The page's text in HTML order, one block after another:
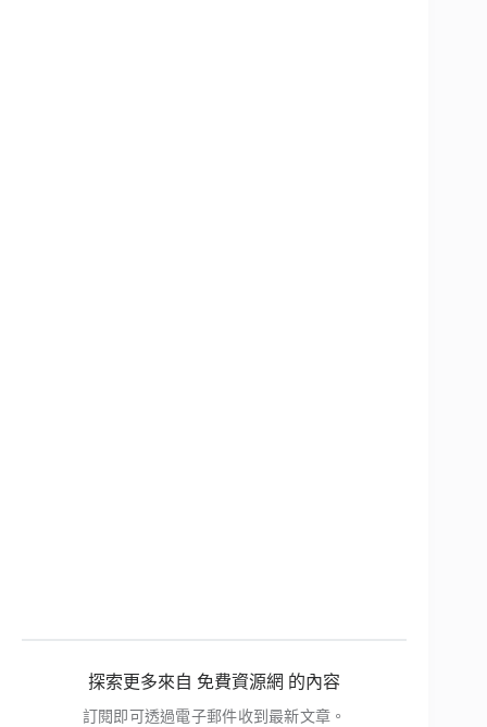
探索更多來自 免費資源網 的內容
訂閱即可透過電子郵件收到最新文章。